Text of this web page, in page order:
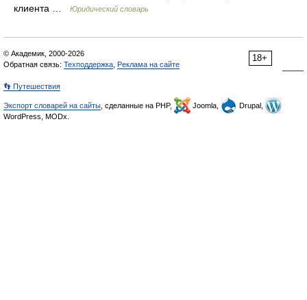
клиента …
Юридический словарь
18+
© Академик, 2000-2026
Обратная связь: Техподдержка Реклама на сайте
👣 Путешествия
Экспорт словарей на сайты , сделанные на PHP, Joomla,
Drupal,
WordPress, MODx.